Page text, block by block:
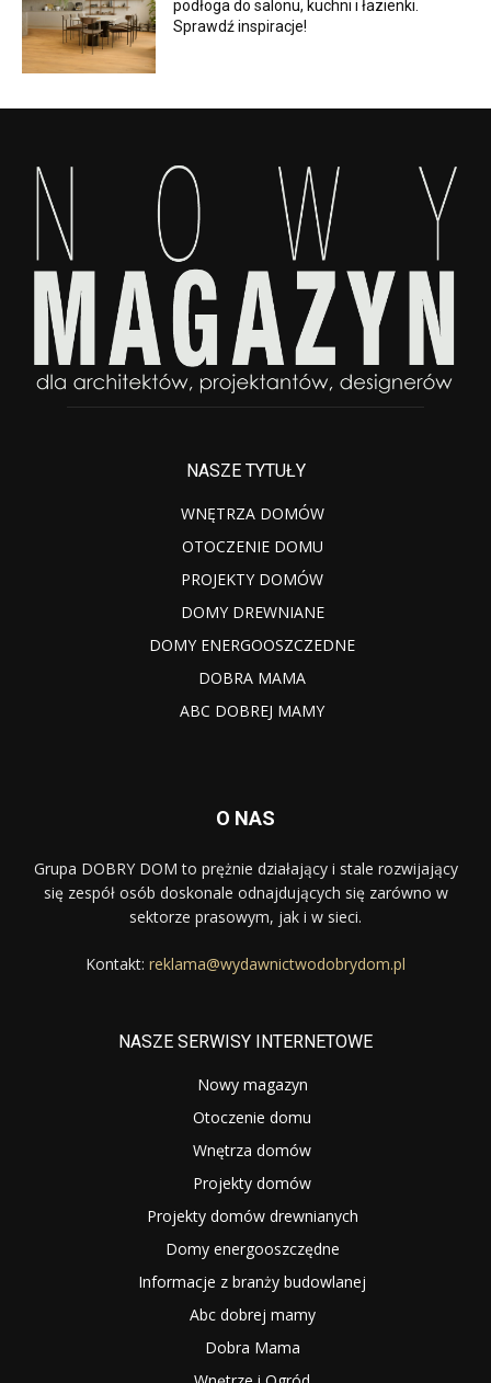
podłoga do salonu, kuchni i łazienki.
Sprawdź inspiracje!
NASZE TYTUŁY
WNĘTRZA DOMÓW
OTOCZENIE DOMU
PROJEKTY DOMÓW
DOMY DREWNIANE
DOMY ENERGOOSZCZEDNE
DOBRA MAMA
ABC DOBREJ MAMY
O NAS
Grupa DOBRY DOM to prężnie działający i stale rozwijający
się zespół osób doskonale odnajdujących się zarówno w
sektorze prasowym, jak i w sieci.
Kontakt: reklama@wydawnictwodobrydom.pl
NASZE SERWISY INTERNETOWE
Nowy magazyn
Otoczenie domu
Wnętrza domów
Projekty domów
Projekty domów drewnianych
Domy energooszczędne
Informacje z branży budowlanej
Abc dobrej mamy
Dobra Mama